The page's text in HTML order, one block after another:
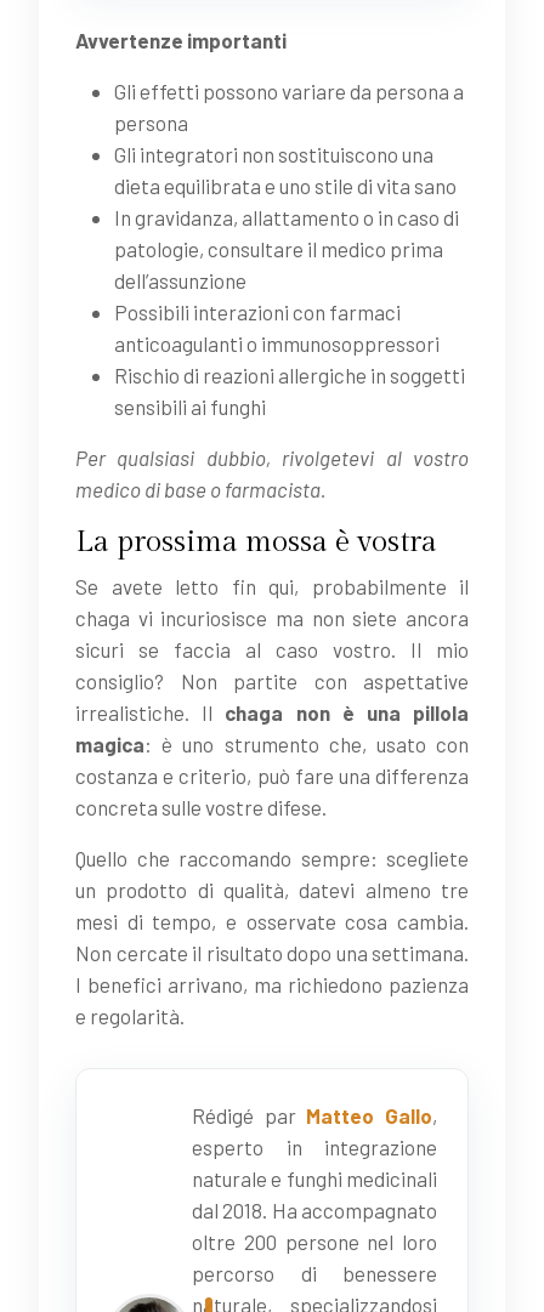
Avvertenze importanti
Gli effetti possono variare da persona a
persona
Gli integratori non sostituiscono una
dieta equilibrata e uno stile di vita sano
In gravidanza, allattamento o in caso di
patologie, consultare il medico prima
dell’assunzione
Possibili interazioni con farmaci
anticoagulanti o immunosoppressori
Rischio di reazioni allergiche in soggetti
sensibili ai funghi
Per qualsiasi dubbio, rivolgetevi al vostro
medico di base o farmacista.
La prossima mossa è vostra
Se avete letto fin qui, probabilmente il
chaga vi incuriosisce ma non siete ancora
sicuri se faccia al caso vostro. Il mio
consiglio? Non partite con aspettative
irrealistiche. Il chaga non è una pillola
magica: è uno strumento che, usato con
costanza e criterio, può fare una differenza
concreta sulle vostre difese.
Quello che raccomando sempre: scegliete
un prodotto di qualità, datevi almeno tre
mesi di tempo, e osservate cosa cambia.
Non cercate il risultato dopo una settimana.
I benefici arrivano, ma richiedono pazienza
e regolarità.
Rédigé par Matteo Gallo,
esperto in integrazione
naturale e funghi medicinali
dal 2018. Ha accompagnato
oltre 200 persone nel loro
percorso di benessere
naturale, specializzandosi